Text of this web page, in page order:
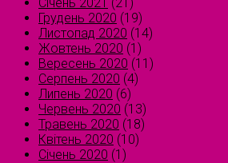
Грудень 2020 (19)
Листопад 2020 (14)
Жовтень 2020 (1)
Вересень 2020 (11)
Серпень 2020 (4)
Липень 2020 (6)
Червень 2020 (13)
Травень 2020 (18)
Квітень 2020 (10)
Січень 2020 (1)